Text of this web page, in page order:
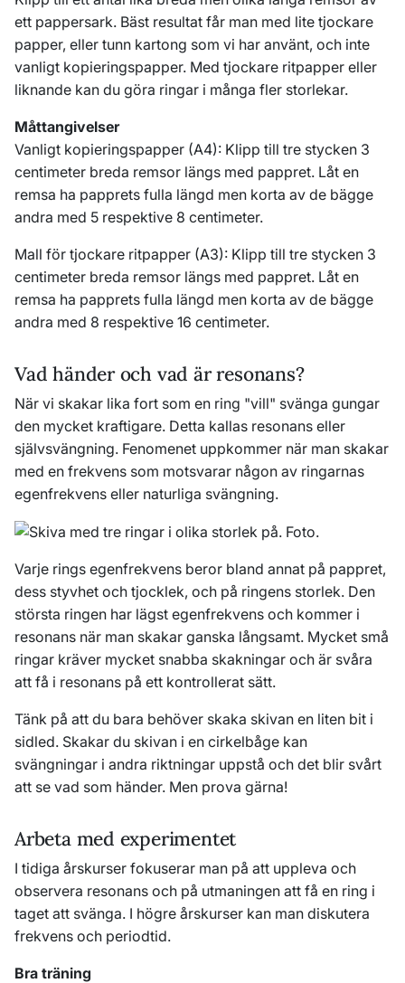
ett pappersark. Bäst resultat får man med lite tjockare
papper, eller tunn kartong som vi har använt, och inte
vanligt kopieringspapper. Med tjockare ritpapper eller
liknande kan du göra ringar i många fler storlekar.
Måttangivelser
Vanligt kopieringspapper (A4): Klipp till tre stycken 3
centimeter breda remsor längs med pappret. Låt en
remsa ha papprets fulla längd men korta av de bägge
andra med 5 respektive 8 centimeter.
Mall för tjockare ritpapper (A3): Klipp till tre stycken 3
centimeter breda remsor längs med pappret. Låt en
remsa ha papprets fulla längd men korta av de bägge
andra med 8 respektive 16 centimeter.
Vad händer och vad är resonans?
När vi skakar lika fort som en ring "vill" svänga gungar
den mycket kraftigare. Detta kallas resonans eller
självsvängning. Fenomenet uppkommer när man skakar
med en frekvens som motsvarar någon av ringarnas
egenfrekvens eller naturliga svängning.
Varje rings egenfrekvens beror bland annat på pappret,
dess styvhet och tjocklek, och på ringens storlek. Den
största ringen har lägst egenfrekvens och kommer i
resonans när man skakar ganska långsamt. Mycket små
ringar kräver mycket snabba skakningar och är svåra
att få i resonans på ett kontrollerat sätt.
Tänk på att du bara behöver skaka skivan en liten bit i
sidled. Skakar du skivan i en cirkelbåge kan
svängningar i andra riktningar uppstå och det blir svårt
att se vad som händer. Men prova gärna!
Arbeta med experimentet
I tidiga årskurser fokuserar man på att uppleva och
observera resonans och på utmaningen att få en ring i
taget att svänga. I högre årskurser kan man diskutera
frekvens och periodtid.
Bra träning